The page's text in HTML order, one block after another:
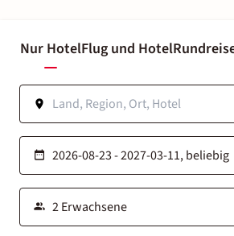
Nur HotelFlug und Hotel